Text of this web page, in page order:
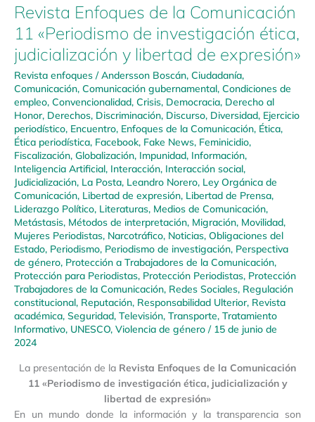
Revista Enfoques de la Comunicación
11 «Periodismo de investigación ética,
judicialización y libertad de expresión»
Revista enfoques /Andersson Boscán, Ciudadanía,
Comunicación, Comunicación gubernamental, Condiciones de
empleo, Convencionalidad, Crisis, Democracia, Derecho al
Honor, Derechos, Discriminación, Discurso, Diversidad, Ejercicio
periodístico, Encuentro, Enfoques de la Comunicación, Ética,
Ética periodística, Facebook, Fake News, Feminicidio,
Fiscalización, Globalización, Impunidad, Información,
Inteligencia Artificial, Interacción, Interacción social,
Judicialización, La Posta, Leandro Norero, Ley Orgánica de
Comunicación, Libertad de expresión, Libertad de Prensa,
Liderazgo Político, Literaturas, Medios de Comunicación,
Metástasis, Métodos de interpretación, Migración, Movilidad,
Mujeres Periodistas, Narcotráfico, Noticias, Obligaciones del
Estado, Periodismo, Periodismo de investigación, Perspectiva
de género, Protección a Trabajadores de la Comunicación,
Protección para Periodistas, Protección Periodistas, Protección
Trabajadores de la Comunicación, Redes Sociales, Regulación
constitucional, Reputación, Responsabilidad Ulterior, Revista
académica, Seguridad, Televisión, Transporte, Tratamiento
Informativo, UNESCO, Violencia de género / 15 de junio de
2024
La presentación de la Revista Enfoques de la Comunicación
11 «Periodismo de investigación ética, judicialización y
libertad de expresión»
En un mundo donde la información y la transparencia son